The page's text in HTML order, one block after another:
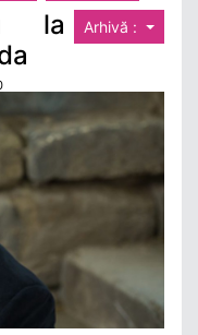
Arhivă :
la